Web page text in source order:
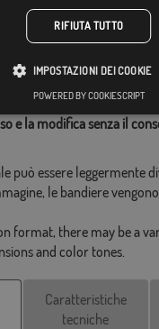
flag
risorse correlate con le
Comprarebandiere.it ed
e la modifica senza il
può essere leggermente
le bandiere
format, there may be a
and color tones.
Caratteristiche
tecniche
RIFIUTA TUTTO
IMPOSTAZIONI DEI COOKIE
POWERED BY COOKIESCRIPT